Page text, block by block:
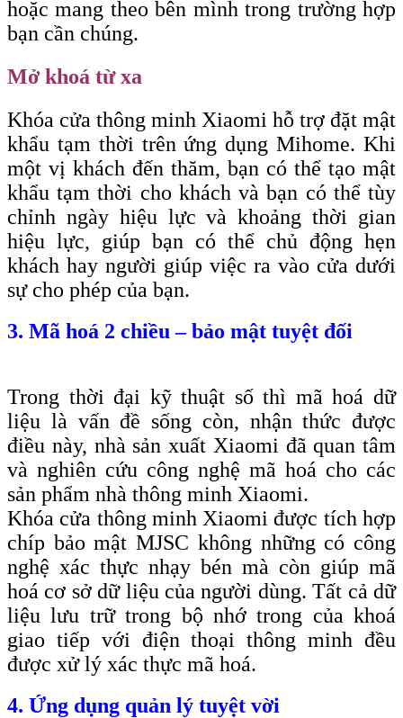
hoặc mang theo bên mình trong trường hợp
bạn cần chúng.
Mở khoá từ xa
Khóa cửa thông minh Xiaomi hỗ trợ đặt mật
khẩu tạm thời trên ứng dụng Mihome. Khi
một vị khách đến thăm, bạn có thể tạo mật
khẩu tạm thời cho khách và bạn có thể tùy
chỉnh ngày hiệu lực và khoảng thời gian
hiệu lực, giúp bạn có thể chủ động hẹn
khách hay người giúp việc ra vào cửa dưới
sự cho phép của bạn.
3. Mã hoá 2 chiều – bảo mật tuyệt đối
Trong thời đại kỹ thuật số thì mã hoá dữ
liệu là vấn đề sống còn, nhận thức được
điều này, nhà sản xuất Xiaomi đã quan tâm
và nghiên cứu công nghệ mã hoá cho các
sản phẩm nhà thông minh Xiaomi.
Khóa cửa thông minh Xiaomi được tích hợp
chíp bảo mật MJSC không những có công
nghệ xác thực nhạy bén mà còn giúp mã
hoá cơ sở dữ liệu của người dùng. Tất cả dữ
liệu lưu trữ trong bộ nhớ trong của khoá
giao tiếp với điện thoại thông minh đều
được xử lý xác thực mã hoá.
4. Ứng dụng quản lý tuyệt vời